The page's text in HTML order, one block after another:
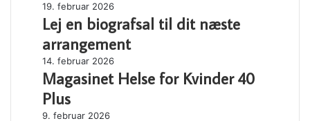
med
vortex
Lej
en
biografsal
til
dit
næste
arrangement
19. februar 2026
Lej en biografsal til dit næste
arrangement
Magasinet
Helse
Kvinder
40
14. februar 2026
Magasinet Helse for Kvinder 40
Plus
Behandlingstilbud
9. februar 2026